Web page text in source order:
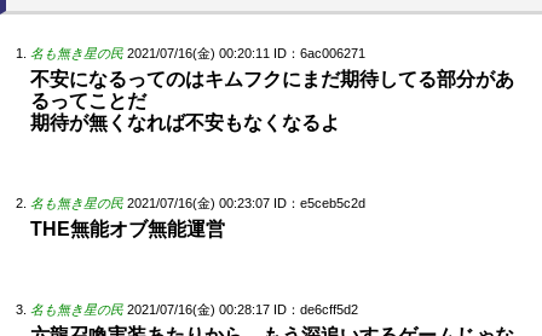
名も無き星の民 2021/07/16(金) 00:20:11 ID：6ac006271
不安になるってのはキムフクにまだ期待してる部分があ
るってことだ
期待が無くなれば不安もなくなるよ
名も無き星の民 2021/07/16(金) 00:23:07 ID：e5ceb5c2d
THE無能オブ無能運営
名も無き星の民 2021/07/16(金) 00:28:17 ID：de6cff5d2